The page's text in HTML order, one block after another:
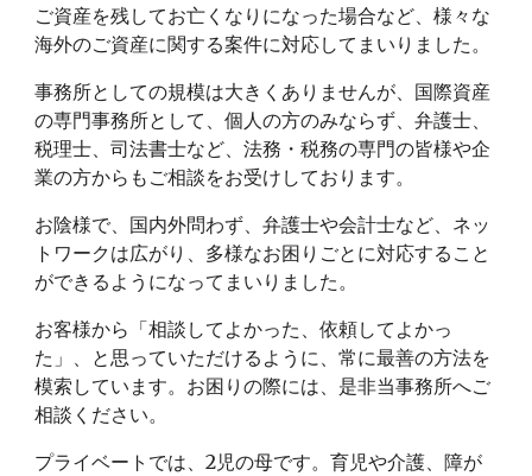
ご資産を残してお亡くなりになった場合など、様々な
海外のご資産に関する案件に対応してまいりました。
事務所としての規模は大きくありませんが、国際資産
の専門事務所として、個人の方のみならず、弁護士、
税理士、司法書士など、法務・税務の専門の皆様や企
業の方からもご相談をお受けしております。
お陰様で、国内外問わず、弁護士や会計士など、ネッ
トワークは広がり、多様なお困りごとに対応すること
ができるようになってまいりました。
お客様から「相談してよかった、依頼してよかっ
た」、と思っていただけるように、常に最善の方法を
模索しています。お困りの際には、是非当事務所へご
相談ください。
プライベートでは、2児の母です。育児や介護、障が